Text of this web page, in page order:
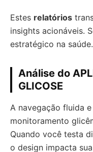
Estes relatórios
insights acionáveis.
estratégico na saúde.
Análise do
GLICOSE
A navegação fluida
monitoramento
Quando você testa
o design impacta